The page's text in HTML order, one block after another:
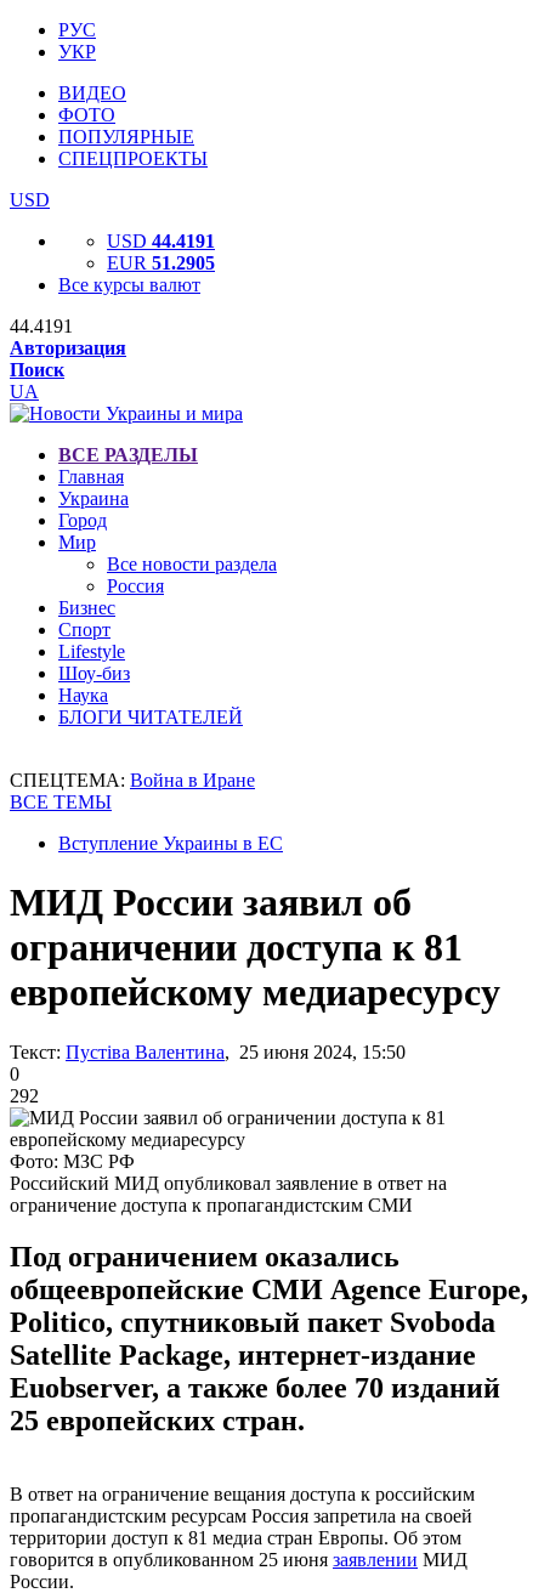
РУС
УКР
ВИДЕО
ФОТО
ПОПУЛЯРНЫЕ
СПЕЦПРОЕКТЫ
USD
USD 44.4191
EUR 51.2905
Все курсы валют
44.4191
Авторизация
Поиск
UA
ВСЕ РАЗДЕЛЫ
Главная
Украина
Город
Мир
Все новости раздела
Россия
Бизнес
Спорт
Lifestyle
Шоу-биз
Наука
БЛОГИ ЧИТАТЕЛЕЙ
СПЕЦТЕМА: Война в Иране
ВСЕ ТЕМЫ
Вступление Украины в ЕС
МИД России заявил об
ограничении доступа к 81
европейскому медиаресурсу
Текст: Пустіва Валентина, 25 июня 2024, 15:50
0
292
Фото: МЗС РФ
Российский МИД опубликовал заявление в ответ на
ограничение доступа к пропагандистским СМИ
Под ограничением оказались
общеевропейские СМИ Agence Europe,
Politico, спутниковый пакет Svoboda
Satellite Package, интернет-издание
Euobserver, а также более 70 изданий
25 европейских стран.
В ответ на ограничение вещания доступа к российским
пропагандистским ресурсам Россия запретила на своей
территории доступ к 81 медиа стран Европы. Об этом
говорится в опубликованном 25 июня заявлении МИД
России.